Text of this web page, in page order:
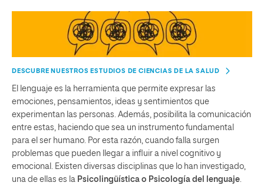
DESCUBRE NUESTROS ESTUDIOS DE CIENCIAS DE LA SALUD
El lenguaje es la herramienta que permite expresar las
emociones, pensamientos, ideas y sentimientos que
experimentan las personas. Además, posibilita la comunicación
entre estas, haciendo que sea un instrumento fundamental
para el ser humano. Por esta razón, cuando falla surgen
problemas que pueden llegar a influir a nivel cognitivo y
emocional. Existen diversas disciplinas que lo han investigado,
una de ellas es la Psicolingüística o Psicología del lenguaje.